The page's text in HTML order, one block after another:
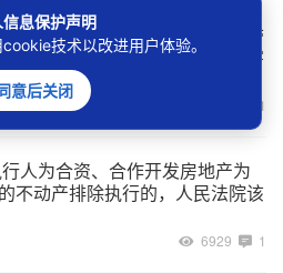
将工程非法转包、违法分包给
施工人，实际施工人自行招用劳
及劳动者在工程施工中受到伤害
利？
1
人为合资、合作开发房地产为
不动产排除执行的，人民法院该
6929 1
息保护声明
技术以改进用户体验。
意后关闭